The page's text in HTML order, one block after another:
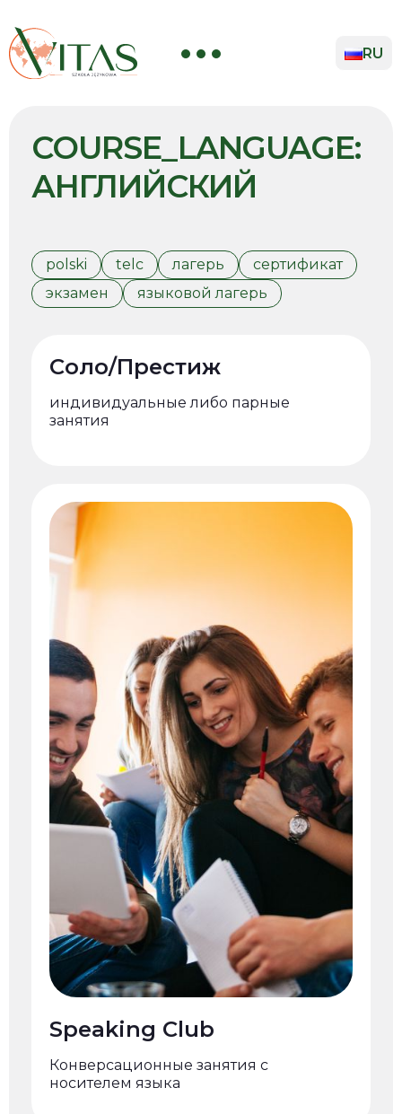
content
RU
COURSE_LANGUAGE:
АНГЛИЙСКИЙ
polski telc лагерь
сертификат
экзамен
языковой лагерь
Соло/Престиж
индивидуальные либо парные
занятия
Speaking Club
Конверсационные занятия с
носителем языка